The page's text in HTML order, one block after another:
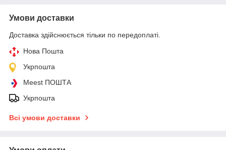
Умови доставки
Доставка здійснюється тільки по передоплаті.
Нова Пошта
Укрпошта
Meest ПОШТА
Укрпошта
Всі умови доставки